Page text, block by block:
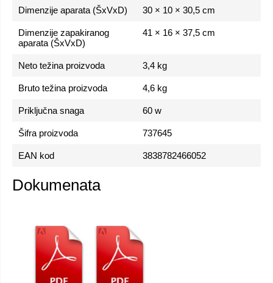
Dimenzije aparata (ŠxVxD) 30 × 10 × 30,5 cm
Dimenzije zapakiranog
aparata (ŠxVxD)
41 × 16 × 37,5 cm
Neto težina proizvoda 3,4 kg
Bruto težina proizvoda 4,6 kg
Priključna snaga 60 w
Šifra proizvoda 737645
EAN kod 3838782466052
Dokumenata